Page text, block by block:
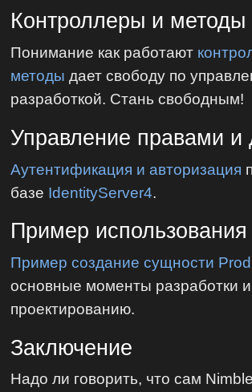
Контроллеры и методы
Понимание как работают
методы дает свободу по
разработкой. Стань свободным!
Управление правами и
Аутентификация и авторизация
базе IdentityServer4.
Пример использования
Пример создание сущности
основные моменты разработки и
проектированию.
Заключение
Надо ли говорить, что сам